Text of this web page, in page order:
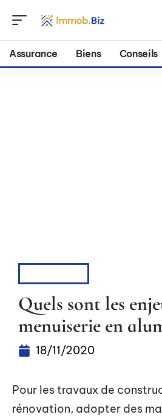
Assurance Biens Conseils
Quels sont les
menuiserie en
18/11/2020
Pour les travaux de
rénovation, adopter des